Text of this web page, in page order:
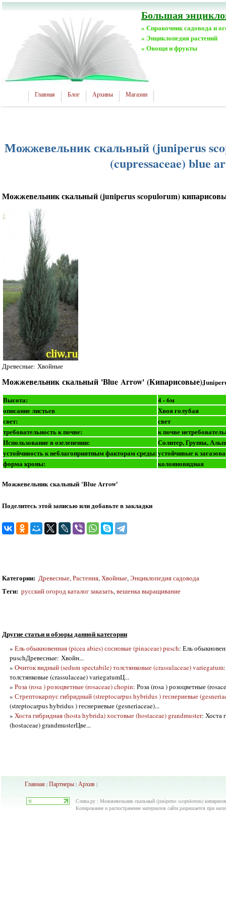
Большая
» Справочник садовода и
» Энциклопедия растений
» Овощи и фрукты
Главная Блог Архивы Магазин
Можжевельник скальный (juniperus
(cupressaceae) blue
Можжевельник скальный (juniperus scopulorum)
Древесные: Хвойные
Можжевельник скальный 'Blue Arrow' (Кипарисовые)
Высота:
4 - 6м
описание листьев
Хвоя голубая
свет:
свет
требовательность к почве:
к почве
Использование в озеленении:
Солитер, Группа,
устойчивость к неблагоприятным факторам среды:устойчивые к
форма кроны:
колонновидная
Можжевельник скальный 'Blue Arrow'
Поделитесь этой записью или добавьте в закладки
Категории: Древесные,Растения,Хвойные,Энциклопедия садовода
Теги: русский огород каталог заказать,вешенка выращивание
Другие статьи и обзоры данной категории
» Ель обыкновенная (picea abies) сосновые (pinaceae) pusch: Ель
puschДревесные: Хвойн...
» Очиток видный (sedum spectabile) толстянковые (crassulaceae) variegatum
толстянковые (crassulaceae) variegatumЦ...
» Роза (rosa ) розоцветные (rosaceae) chopin: Роза (rosa ) розоцветные
» Стрептокарпус гибридный (streptocarpus hybridus ) геснериевые
(streptocarpus hybridus ) геснериевые (gesneriaceae)...
» Хоста гибридная (hosta hybrida) хостовые (hostaceae) grandmuster: Хоста
(hostaceae) grandmusterЦве...
Главная| Партнеры| Архив|
Слива.ру : Можжевельник скальный (juniperus scopulorum)
Копирование и распостранение материалов сайта разрешается при